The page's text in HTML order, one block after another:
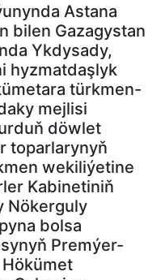
Astana
bilen Gazagystan
Ykdysady,
hyzmatdaşlyk
türkmen-
mejlisi
döwlet
toparlarynyň
wekiliýetine
Kabinetiniň
Nökerguly
bolsa
Premýer-